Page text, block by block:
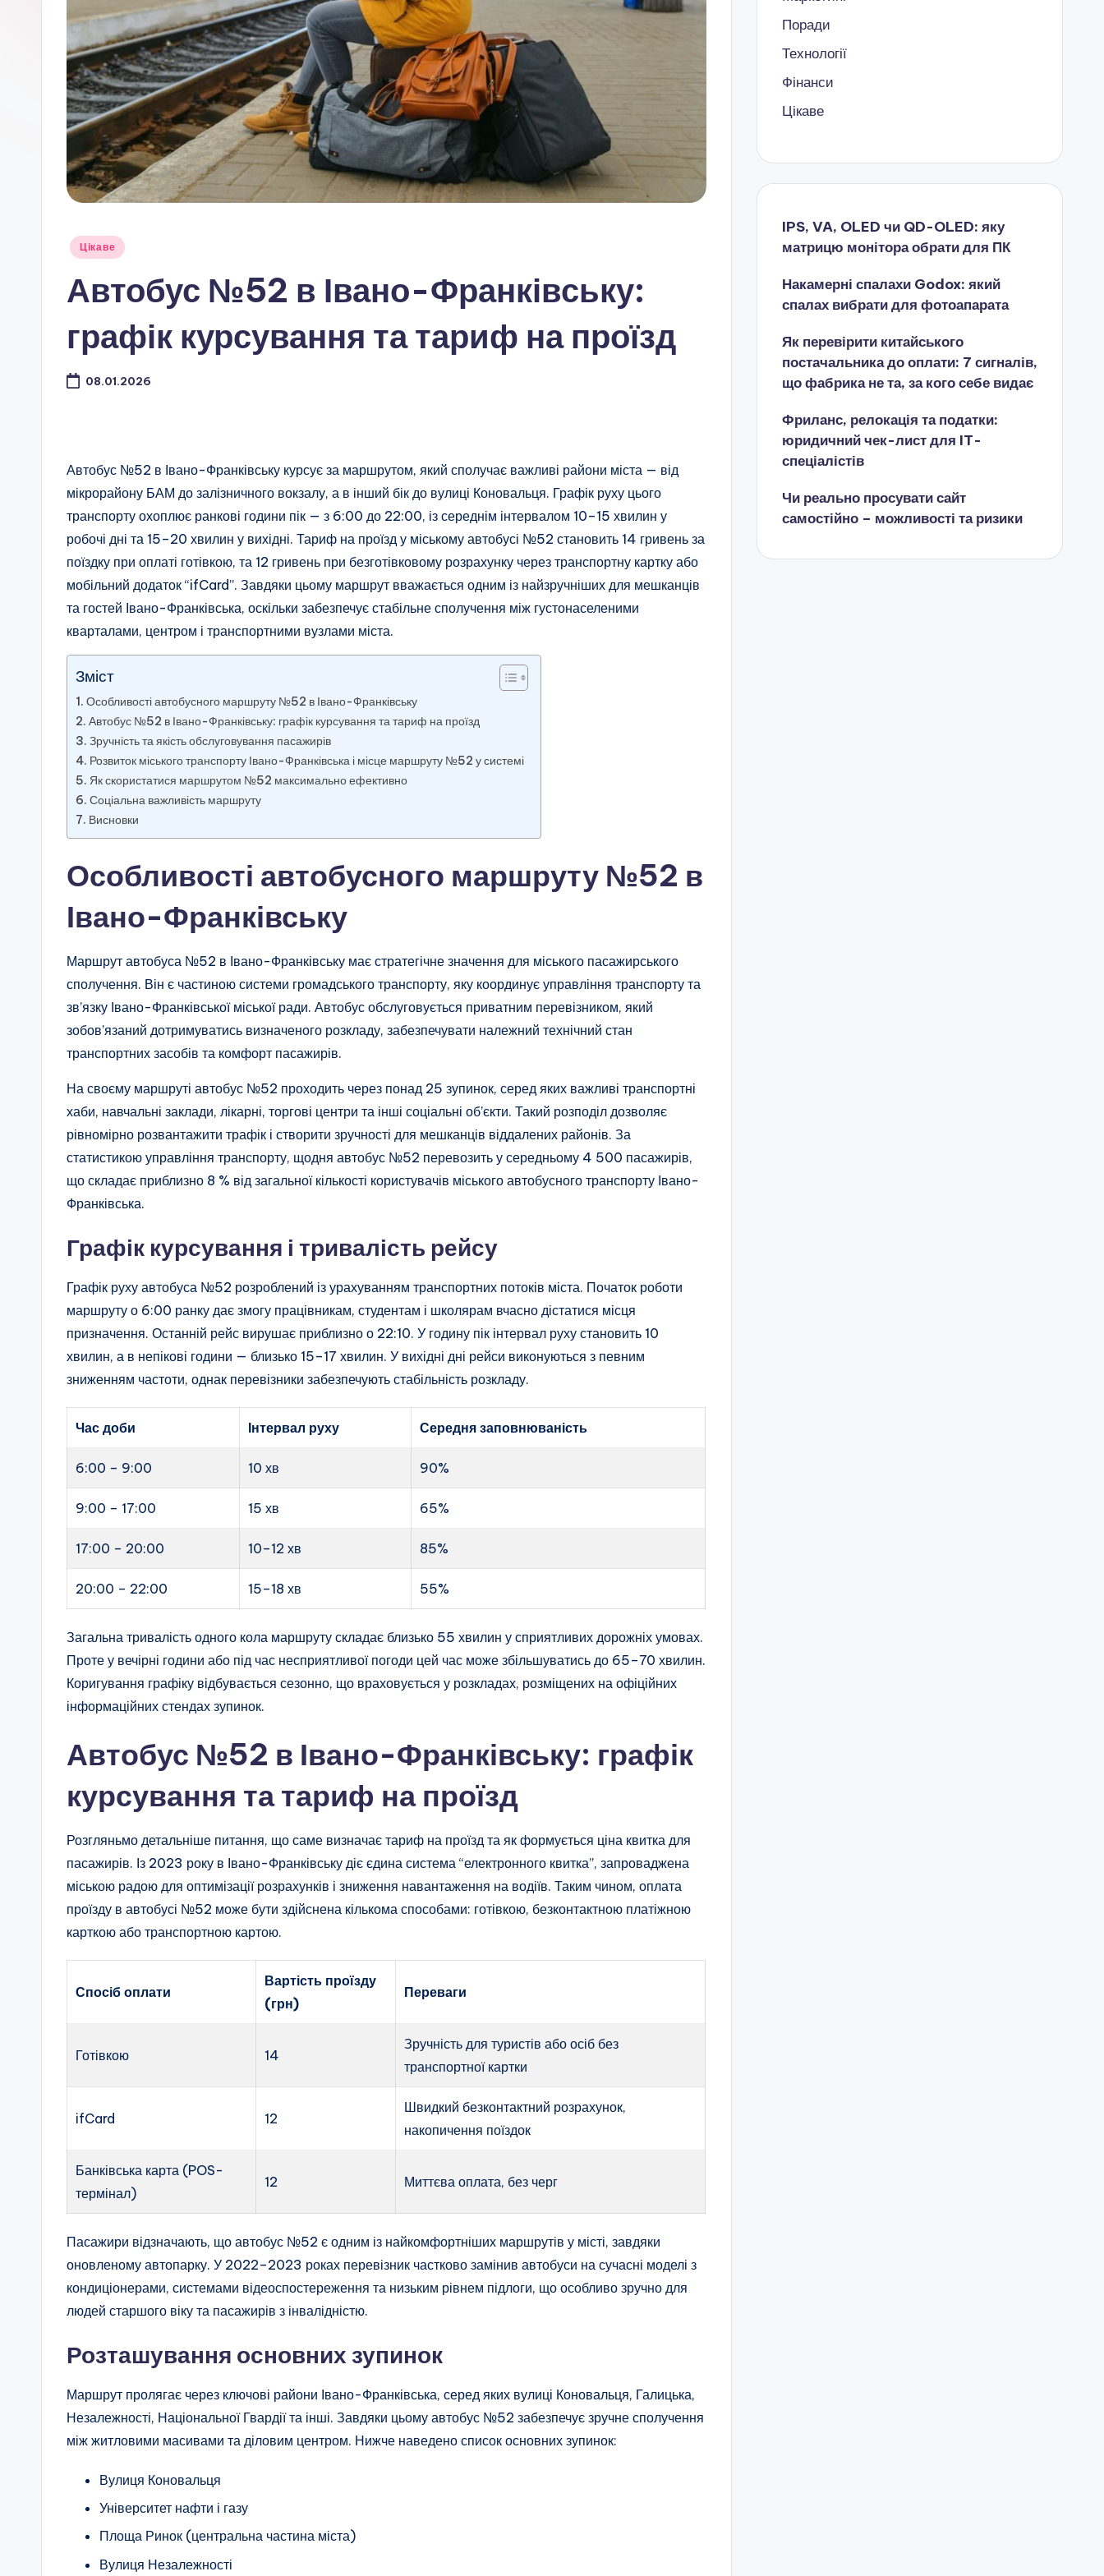
Опубліковано
Цікаве
Автобус №52 в Івано-Франківську:
графік курсування та тариф на проїзд
08.01.2026
Автобус №52 в Івано-Франківську курсує за маршрутом, який сполучає важливі райони міста — від
мікрорайону БАМ до залізничного вокзалу, а в інший бік до вулиці Коновальця. Графік руху цього
транспорту охоплює ранкові години пік — з 6:00 до 22:00, із середнім інтервалом 10–15 хвилин у
робочі дні та 15–20 хвилин у вихідні. Тариф на проїзд у міському автобусі №52 становить 14 гривень за
поїздку при оплаті готівкою, та 12 гривень при безготівковому розрахунку через транспортну картку або
мобільний додаток “ifCard”. Завдяки цьому маршрут вважається одним із найзручніших для мешканців
та гостей Івано-Франківська, оскільки забезпечує стабільне сполучення між густонаселеними
кварталами, центром і транспортними вузлами міста.
Зміст
Особливості автобусного маршруту №52 в Івано-Франківську
Автобус №52 в Івано-Франківську: графік курсування та тариф на проїзд
Зручність та якість обслуговування пасажирів
Розвиток міського транспорту Івано-Франківська і місце маршруту №52 у системі
Як скористатися маршрутом №52 максимально ефективно
Соціальна важливість маршруту
Висновки
Особливості автобусного маршруту №52 в
Івано-Франківську
Маршрут автобуса №52 в Івано-Франківську має стратегічне значення для міського пасажирського
сполучення. Він є частиною системи громадського транспорту, яку координує управління транспорту та
зв’язку Івано-Франківської міської ради. Автобус обслуговується приватним перевізником, який
зобов’язаний дотримуватись визначеного розкладу, забезпечувати належний технічний стан
транспортних засобів та комфорт пасажирів.
На своєму маршруті автобус №52 проходить через понад 25 зупинок, серед яких важливі транспортні
хаби, навчальні заклади, лікарні, торгові центри та інші соціальні об’єкти. Такий розподіл дозволяє
рівномірно розвантажити трафік і створити зручності для мешканців віддалених районів. За
статистикою управління транспорту, щодня автобус №52 перевозить у середньому 4 500 пасажирів,
що складає приблизно 8 % від загальної кількості користувачів міського автобусного транспорту Івано-
Франківська.
Графік курсування і тривалість рейсу
Графік руху автобуса №52 розроблений із урахуванням транспортних потоків міста. Початок роботи
маршруту о 6:00 ранку дає змогу працівникам, студентам і школярам вчасно дістатися місця
призначення. Останній рейс вирушає приблизно о 22:10. У годину пік інтервал руху становить 10
хвилин, а в непікові години — близько 15–17 хвилин. У вихідні дні рейси виконуються з певним
зниженням частоти, однак перевізники забезпечують стабільність розкладу.
Час доби Інтервал руху Середня заповнюваність
6:00 – 9:00 10 хв 90%
9:00 – 17:00 15 хв 65%
17:00 – 20:00 10–12 хв 85%
20:00 – 22:00 15–18 хв 55%
Загальна тривалість одного кола маршруту складає близько 55 хвилин у сприятливих дорожніх умовах.
Проте у вечірні години або під час несприятливої погоди цей час може збільшуватись до 65–70 хвилин.
Коригування графіку відбувається сезонно, що враховується у розкладах, розміщених на офіційних
інформаційних стендах зупинок.
Автобус №52 в Івано-Франківську: графік
курсування та тариф на проїзд
Розгляньмо детальніше питання, що саме визначає тариф на проїзд та як формується ціна квитка для
пасажирів. Із 2023 року в Івано-Франківську діє єдина система “електронного квитка”, запроваджена
міською радою для оптимізації розрахунків і зниження навантаження на водіїв. Таким чином, оплата
проїзду в автобусі №52 може бути здійснена кількома способами: готівкою, безконтактною платіжною
карткою або транспортною картою.
Спосіб оплати
Вартість проїзду
(грн)
Переваги
Готівкою 14
Зручність для туристів або осіб без
транспортної картки
ifCard 12
Швидкий безконтактний розрахунок,
накопичення поїздок
Банківська карта (POS-
термінал)
12 Миттєва оплата, без черг
Пасажири відзначають, що автобус №52 є одним із найкомфортніших маршрутів у місті, завдяки
оновленому автопарку. У 2022–2023 роках перевізник частково замінив автобуси на сучасні моделі з
кондиціонерами, системами відеоспостереження та низьким рівнем підлоги, що особливо зручно для
людей старшого віку та пасажирів з інвалідністю.
Розташування основних зупинок
Маршрут пролягає через ключові райони Івано-Франківська, серед яких вулиці Коновальця, Галицька,
Незалежності, Національної Гвардії та інші. Завдяки цьому автобус №52 забезпечує зручне сполучення
між житловими масивами та діловим центром. Нижче наведено список основних зупинок:
Вулиця Коновальця
Університет нафти і газу
Площа Ринок (центральна частина міста)
Вулиця Незалежності
Поради
Технології
Фінанси
Цікаве
IPS, VA, OLED чи QD-OLED: яку
матрицю монітора обрати для ПК
Накамерні спалахи Godox: який
спалах вибрати для фотоапарата
Як перевірити китайського
постачальника до оплати: 7 сигналів,
що фабрика не та, за кого себе видає
Фриланс, релокація та податки:
юридичний чек-лист для IT-
спеціалістів
Чи реально просувати сайт
самостійно – можливості та ризики